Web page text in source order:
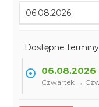
Dostępne
06.08.2026
Czwartek →